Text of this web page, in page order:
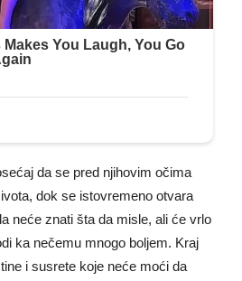
da se pred njihovim očima
dok se istovremeno otvara
neće znati šta da misle, ali će vrlo
ka nečemu mnogo boljem. Kraj
i susrete koje neće moći da